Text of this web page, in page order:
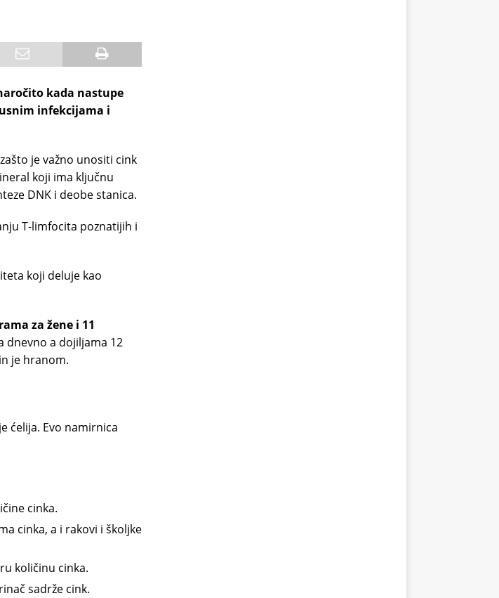
kada nastupe
infekcijama i
je važno unositi cink
koji ima ključnu
DNK i deobe stanica.
T-limfocita poznatijih i
koji deluje kao
za žene i 11
dnevno a dojiljama 12
je hranom.
ćelija. Evo namirnica
cinka.
cinka, a i rakovi i školjke
količinu cinka.
sadrže cink.